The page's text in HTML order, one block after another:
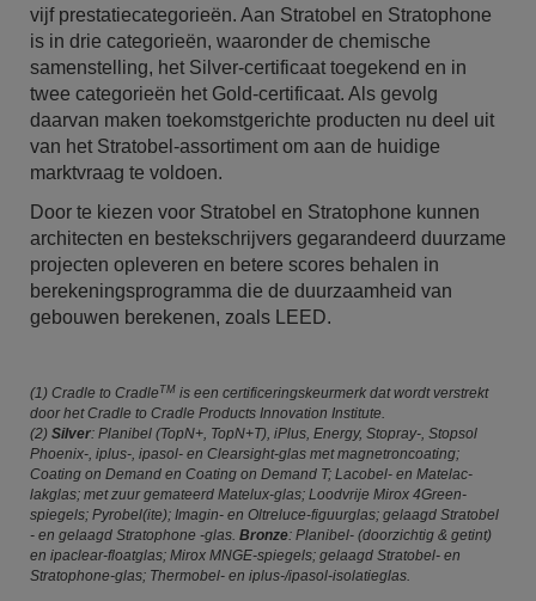
vijf prestatiecategorieën. Aan Stratobel en Stratophone
is in drie categorieën, waaronder de chemische
samenstelling, het Silver-certificaat toegekend en in
twee categorieën het Gold-certificaat. Als gevolg
daarvan maken toekomstgerichte producten nu deel uit
van het Stratobel-assortiment om aan de huidige
marktvraag te voldoen.
Door te kiezen voor Stratobel en Stratophone kunnen
architecten en bestekschrijvers gegarandeerd duurzame
projecten opleveren en betere scores behalen in
berekeningsprogramma die de duurzaamheid van
gebouwen berekenen, zoals LEED.
(1) Cradle to Cradle TM is een certificeringskeurmerk dat wordt verstrekt
door het Cradle to Cradle Products Innovation Institute.
(2) Silver: Planibel (TopN+, TopN+T), iPlus, Energy, Stopray-, Stopsol
Phoenix-, iplus-, ipasol- en Clearsight-glas met magnetroncoating;
Coating on Demand en Coating on Demand T; Lacobel- en Matelac-
lakglas; met zuur gemateerd Matelux-glas; Loodvrije Mirox 4Green-
spiegels; Pyrobel(ite); Imagin- en Oltreluce-figuurglas; gelaagd Stratobel
- en gelaagd Stratophone -glas. Bronze: Planibel- (doorzichtig & getint)
en ipaclear-floatglas; Mirox MNGE-spiegels; gelaagd Stratobel- en
Stratophone-glas; Thermobel- en iplus-/ipasol-isolatieglas.